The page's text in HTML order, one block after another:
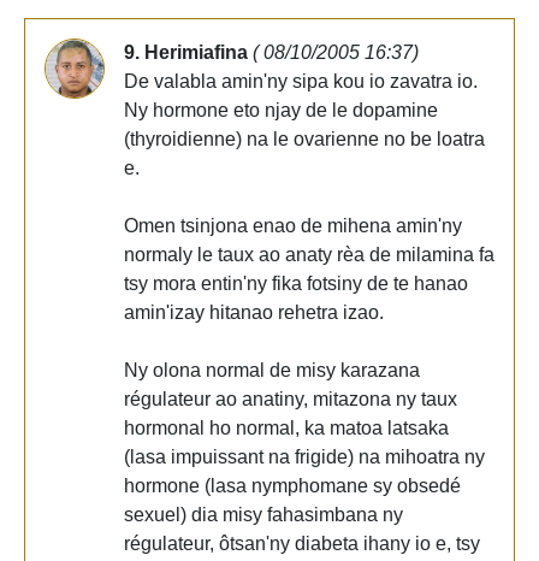
9. Herimiafina ( 08/10/2005 16:37)
De valabla amin'ny sipa kou io zavatra io.
Ny hormone eto njay de le dopamine
(thyroidienne) na le ovarienne no be loatra
e.
Omen tsinjona enao de mihena amin'ny
normaly le taux ao anaty rèa de milamina fa
tsy mora entin'ny fika fotsiny de te hanao
amin'izay hitanao rehetra izao.
Ny olona normal de misy karazana
régulateur ao anatiny, mitazona ny taux
hormonal ho normal, ka matoa latsaka
(lasa impuissant na frigide) na mihoatra ny
hormone (lasa nymphomane sy obsedé
sexuel) dia misy fahasimbana ny
régulateur, ôtsan'ny diabeta ihany io e, tsy